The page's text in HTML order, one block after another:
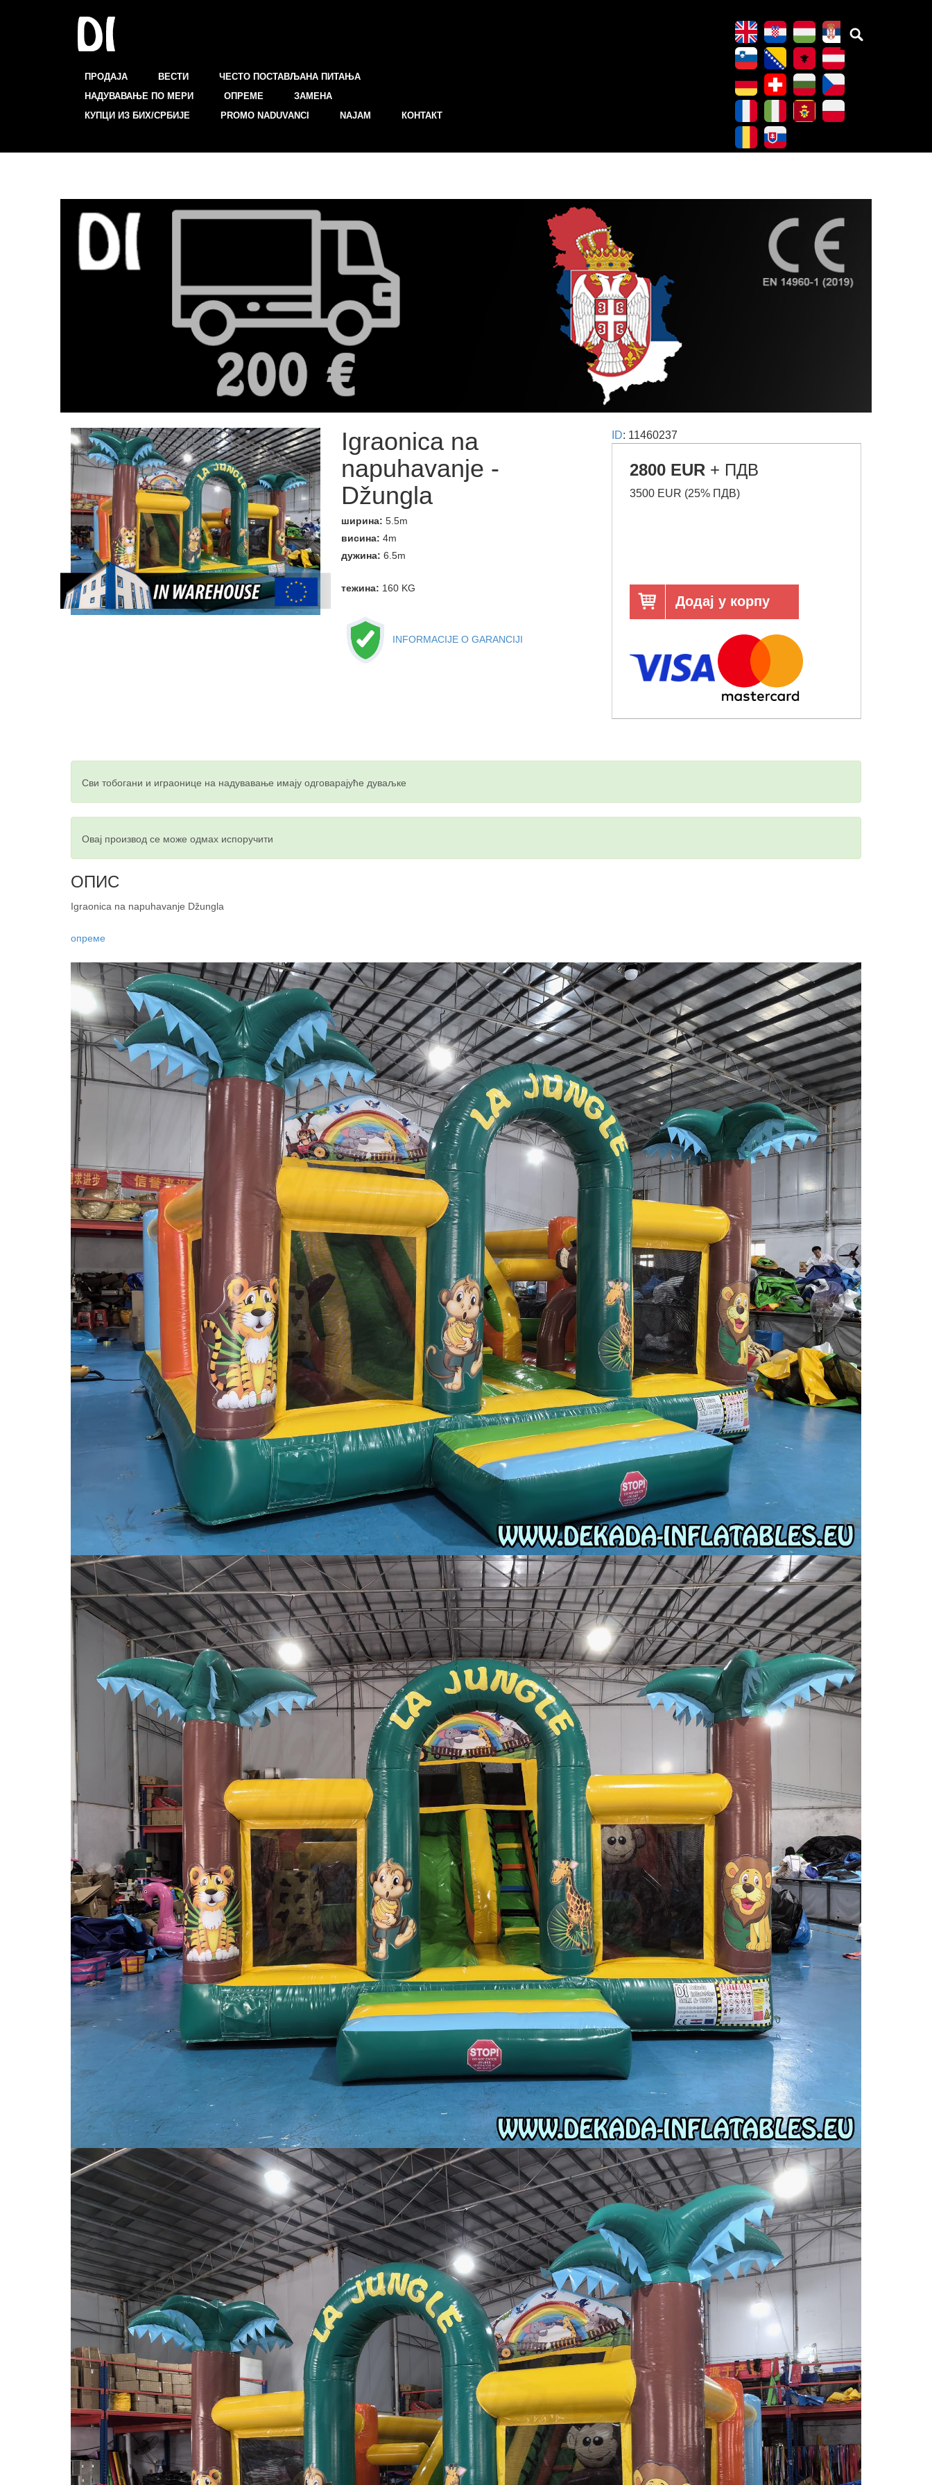
ПРОДАЈА ВЕСТИ
ЧЕСТО ПОСТАВЉАНА ПИТАЊА
НАДУВАВАЊЕ ПО МЕРИ
ОПРЕМЕ
ЗАМЕНА
КУПЦИ ИЗ БИХ/СРБИЈЕ
PROMO NADUVANCI NAJAM КОНТАКТ
Igraonica na
napuhavanje -
Džungla
ширина: 5.5m
висина: 4m
дужина: 6.5m
тежина: 160 KG
INFORMACIJE O GARANCIJI
ID: 11460237
2800 EUR + ПДВ
3500 EUR (25% ПДВ)
Додај у корпу
Сви тобогани и играонице на надувавање имају одговарајуће дуваљке
Овај производ се може одмах испоручити
ОПИС
Igraonica na napuhavanje Džungla
опреме